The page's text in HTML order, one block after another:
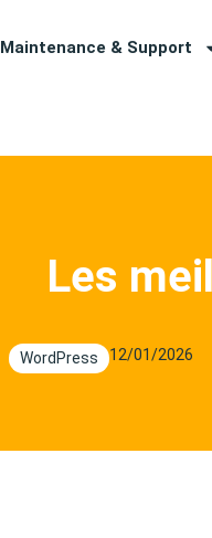
Maintenance & Support
Les
WordPress 12/01/2026